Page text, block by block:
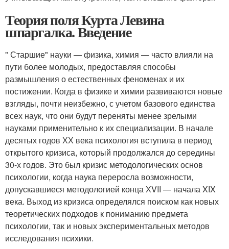
Теория поля Курта Левина
шпаргалка. Введение
" Старшие" науки — физика, химия — часто влияли на
пути более молодых, предоставляя способы
размышления о естественных феноменах и их
постижении. Когда в физике и химии развиваются новые
взгляды, почти неизбежно, с учетом базового единства
всех наук, что они будут переняты менее зрелыми
науками применительно к их специализации. В начале
десятых годов ХХ века психология вступила в период
открытого кризиса, который продолжался до середины
30-х годов. Это был кризис методологических основ
психологии, когда наука переросла возможности,
допускавшиеся методологией конца ХVII — начала XIX
века. Выход из кризиса определялся поиском как новых
теоретических подходов к пониманию предмета
психологии, так и новых экспериментальных методов
исследования психики.